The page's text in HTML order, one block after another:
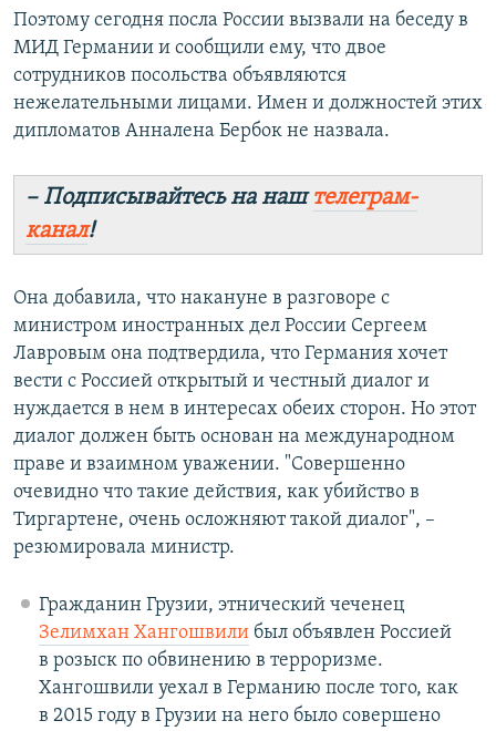
Поэтому сегодня посла России вызвали на беседу в
МИД Германии и сообщили ему, что двое
сотрудников посольства объявляются
нежелательными лицами. Имен и должностей этих
дипломатов Анналена Бербок не назвала.
– Подписывайтесь на наштелеграм-
канал!
Она добавила, что накануне в разговоре с
министром иностранных дел России Сергеем
Лавровым она подтвердила, что Германия хочет
вести с Россией открытый и честный диалог и
нуждается в нем в интересах обеих сторон. Но этот
диалог должен быть основан на международном
праве и взаимном уважении. "Совершенно
очевидно что такие действия, как убийство в
Тиргартене, очень осложняют такой диалог", –
резюмировала министр.
Гражданин Грузии, этнический чеченец
Зелимхан Хангошвилибыл объявлен Россией
в розыск по обвинению в терроризме.
Хангошвили уехал в Германию после того, как
в 2015 году в Грузии на него было совершено